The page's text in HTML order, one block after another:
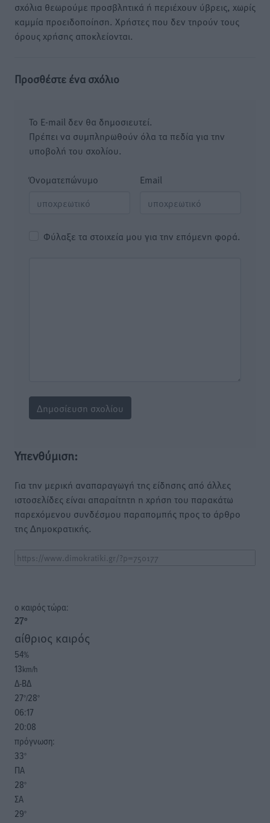
σχόλια θεωρούμε προσβλητικά ή περιέχουν ύβρεις, χωρίς
καμμία προειδοποίηση. Χρήστες που δεν τηρούν τους
όρους χρήσης αποκλείονται.
Προσθέστε ένα σχόλιο
Το E-mail δεν θα δημοσιευτεί.
Πρέπει να συμπληρωθούν όλα τα πεδία για την
υποβολή του σχολίου.
Όνοματεπώνυμο Email
Φύλαξε τα στοιχεία μου για την επόμενη φορά.
Υπενθύμιση:
Για την μερική αναπαραγωγή της είδησης από άλλες
ιστοσελίδες είναι απαραίτητη η χρήση του παρακάτω
παρεχόμενου συνδέσμου παραπομπής προς το άρθρο
της Δημοκρατικής.
o καιρός τώρα:
27°
αίθριος καιρός
54%
13km/h
Δ-ΒΔ
27°/28°
06:17
20:08
πρόγνωση:
33°
ΠΑ
28°
ΣΑ
29°